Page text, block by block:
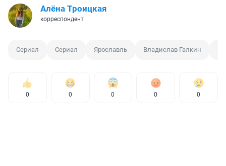
Алёна Троицкая
корреспондент
Сериал Сериал Ярославль Владислав Галкин
0 0 0 0 0